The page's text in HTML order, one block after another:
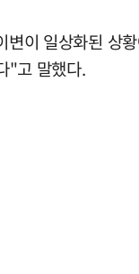
이 일상화된 상
"고 말했다.